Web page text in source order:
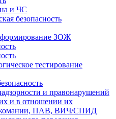
и ЧС
безопасность
формирование ЗОЖ
тестирование
и правонарушений
и в отношении их
ПАВ, ВИЧ/СПИД